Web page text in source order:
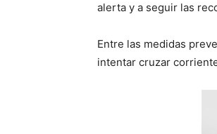
alerta y a seguir las
Entre las medidas
intentar cruzar